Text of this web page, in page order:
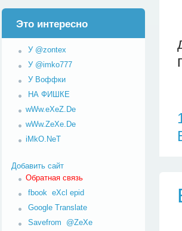
Это интересно
У @zontex
У @imko777
У Воффки
НА ФИШКЕ
wWw.eXeZ.De
wWw.ZeXe.De
iMkO.NeT
Добавить сайт
Обратная связь
fbook eXcl epid
Google Translate
Savefrom @ZeXe